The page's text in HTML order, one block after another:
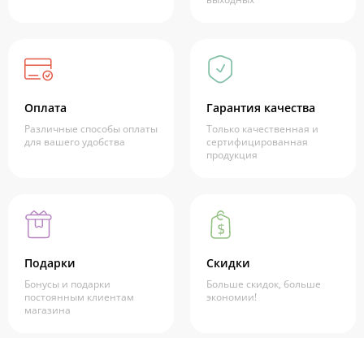
Оплата
Различные способы оплаты
для вашего удобства
Гарантия качества
Только качественная и
сертифицированная
продукция
Подарки
Бонусы и подарки
постоянным клиентам
магазина
Скидки
Больше скидок, больше
экономии!